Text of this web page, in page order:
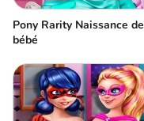
Pony Rarity Naissance de
bébé